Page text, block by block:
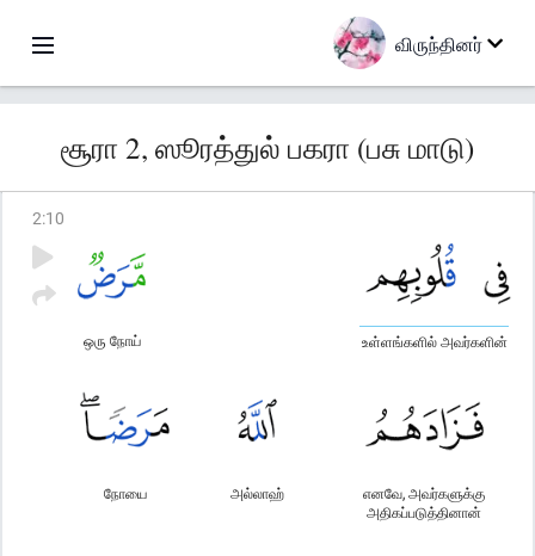
விருந்தினர்
சூரா 2, ஸூரத்துல் பகரா (பசு மாடு)
2:10
உள்ளங்களில் அவர்களின்
ஒரு நோய்
எனவே, அவர்களுக்கு
அதிகப்படுத்தினான்
அல்லாஹ்
நோயை